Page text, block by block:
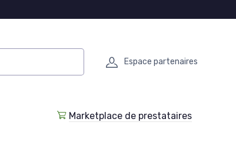
Espace partenaires
Marketplace de prestataires